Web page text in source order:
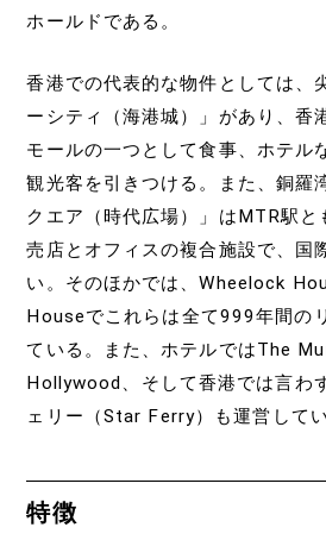
ホールドである。
香港での代表的な物件としては、
ーシティ（海港城）」があり、香
モールの一つとして食事、ホテル
観光客を引きつける。また、銅羅
クエア（時代広場）」はMTR駅と
売店とオフィスの複合施設で、国
い。そのほかでは、Wheelock
Houseでこれらは全て999年間の
ている。また、ホテルではThe
Hollywood、そして香港では言わ
ェリー（Star Ferry）も運営してい
特徴